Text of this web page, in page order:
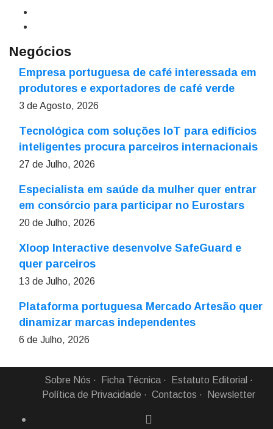
Negócios
Empresa portuguesa de café interessada em
produtores e exportadores de café verde
3 de Agosto, 2026
Tecnológica com soluções IoT para edifícios
inteligentes procura parceiros internacionais
27 de Julho, 2026
Especialista em saúde da mulher quer entrar
em consórcio para participar no Eurostars
20 de Julho, 2026
Xloop Interactive desenvolve SafeGuard e
quer parceiros
13 de Julho, 2026
Plataforma portuguesa Mercado Artesão quer
dinamizar marcas independentes
6 de Julho, 2026
Sobre Nós Ficha Técnica
Estatuto Editorial
Política de Privacidade
Contactos Newsletter